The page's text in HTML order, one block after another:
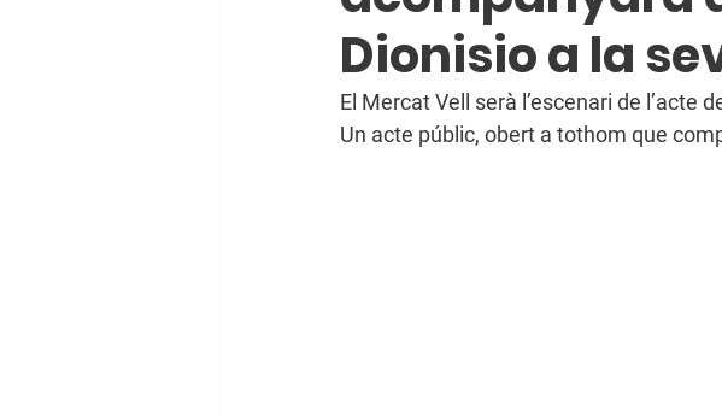
Dionisio a la
El Mercat Vell serà l’escenari de l’acte
Un acte públic, obert a tothom que